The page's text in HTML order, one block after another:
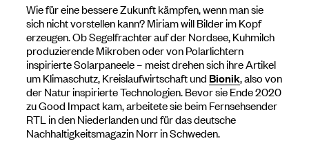
Wie für eine bessere Zukunft kämpfen, wenn man sie
sich nicht vorstellen kann? Miriam will Bilder im Kopf
erzeugen. Ob Segelfrachter auf der Nordsee, Kuhmilch
produzierende Mikroben oder von Polarlichtern
inspirierte Solarpaneele – meist drehen sich ihre Artikel
um Klimaschutz, Kreislaufwirtschaft und Bionik, also von
der Natur inspirierte Technologien. Bevor sie Ende 2020
zu Good Impact kam, arbeitete sie beim Fernsehsender
RTL in den Niederlanden und für das deutsche
Nachhaltigkeitsmagazin Norr in Schweden.